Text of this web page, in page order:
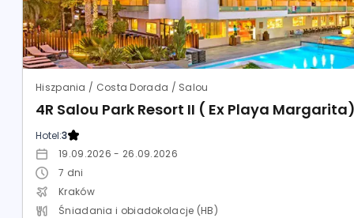
Hiszpania / Costa Dorada / Salou
4R Salou Park Resort II ( Ex Playa
Hotel:3
19.09.2026 - 26.09.2026
7 dni
Kraków
Śniadania i obiadokolacje (HB)